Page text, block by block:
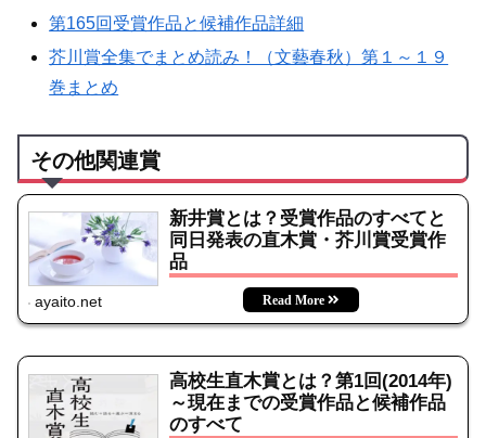
第165回受賞作品と候補作品詳細
芥川賞全集でまとめ読み！（文藝春秋）第１～１９
巻まとめ
その他関連賞
新井賞とは？受賞作品のすべてと
同日発表の直木賞・芥川賞受賞作
品
ayaito.net
高校生直木賞とは？第1回(2014年)
～現在までの受賞作品と候補作品
のすべて